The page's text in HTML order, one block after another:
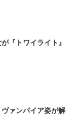
『トワイライト』
ァンパイア姿が解